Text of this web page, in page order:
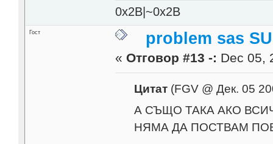
0x2B|~0x2B
Гост problem sas
« Отговор #13 -: Dec 05,
Цитат(FGV @ Дек. 05
А СЪЩО ТАКА АКО
НЯМА ДА ПОСТВАМ